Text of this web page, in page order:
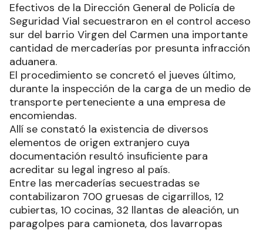
Efectivos de la Dirección General de Policía de
Seguridad Vial secuestraron en el control acceso
sur del barrio Virgen del Carmen una importante
cantidad de mercaderías por presunta infracción
aduanera.
El procedimiento se concretó el jueves último,
durante la inspección de la carga de un medio de
transporte perteneciente a una empresa de
encomiendas.
Allí se constató la existencia de diversos
elementos de origen extranjero cuya
documentación resultó insuficiente para
acreditar su legal ingreso al país.
Entre las mercaderías secuestradas se
contabilizaron 700 gruesas de cigarrillos, 12
cubiertas, 10 cocinas, 32 llantas de aleación, un
paragolpes para camioneta, dos lavarropas